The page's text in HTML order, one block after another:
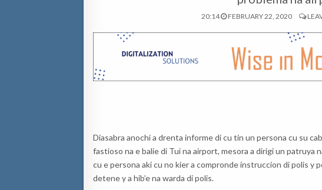
20:14 FEBRUARY 22, 2020
Diasabra anochi a drenta informe di cu tin un persona cu su
fastioso na e balie di Tui na airport, mesora a dirigi un patruya
cu e persona aki cu no kier a compronde instruccion di polis y
detene y a hib’e na warda di polis.